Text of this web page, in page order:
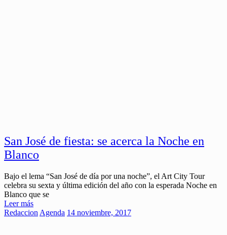
San José de fiesta: se acerca la Noche en
Blanco
Bajo el lema “San José de día por una noche”, el Art City Tour
celebra su sexta y última edición del año con la esperada Noche en
Blanco que se
Leer más
Redaccion Agenda 14 noviembre, 2017